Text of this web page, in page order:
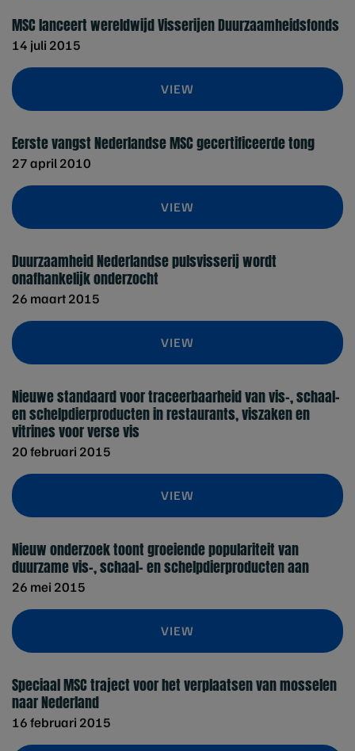
MSC lanceert wereldwijd Visserijen Duurzaamheidsfonds
14 juli 2015
VIEW
Eerste vangst Nederlandse MSC gecertificeerde tong
27 april 2010
VIEW
Duurzaamheid Nederlandse pulsvisserij wordt
onafhankelijk onderzocht
26 maart 2015
VIEW
Nieuwe standaard voor traceerbaarheid van vis-, schaal-
en schelpdierproducten in restaurants, viszaken en
vitrines voor verse vis
20 februari 2015
VIEW
Nieuw onderzoek toont groeiende populariteit van
duurzame vis-, schaal- en schelpdierproducten aan
26 mei 2015
VIEW
Speciaal MSC traject voor het verplaatsen van mosselen
naar Nederland
16 februari 2015